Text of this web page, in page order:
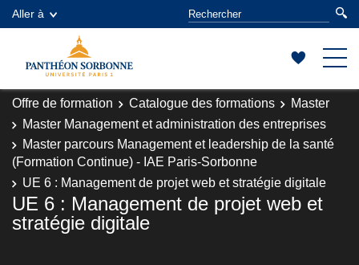
Aller à
Offre de formation Catalogue des formations
Master
Master Management et administration des entreprises
Master parcours Management et leadership de la santé
(Formation Continue) - IAE Paris-Sorbonne
UE 6 : Management de projet web et stratégie digitale
UE 6 : Management de projet web et
stratégie digitale